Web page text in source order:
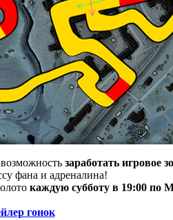
заработать игровое
фана и адреналина!
каждую субботу в 19:00 по
гонок